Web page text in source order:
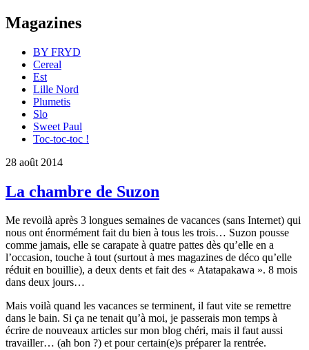
Magazines
BY FRYD
Cereal
Est
Lille Nord
Plumetis
Slo
Sweet Paul
Toc-toc-toc !
28 août 2014
La chambre de Suzon
Me revoilà après 3 longues semaines de vacances (sans Internet) qui
nous ont énormément fait du bien à tous les trois… Suzon pousse
comme jamais, elle se carapate à quatre pattes dès qu’elle en a
l’occasion, touche à tout (surtout à mes magazines de déco qu’elle
réduit en bouillie), a deux dents et fait des « Atatapakawa ». 8 mois
dans deux jours…
Mais voilà quand les vacances se terminent, il faut vite se remettre
dans le bain. Si ça ne tenait qu’à moi, je passerais mon temps à
écrire de nouveaux articles sur mon blog chéri, mais il faut aussi
travailler… (ah bon ?) et pour certain(e)s préparer la rentrée.